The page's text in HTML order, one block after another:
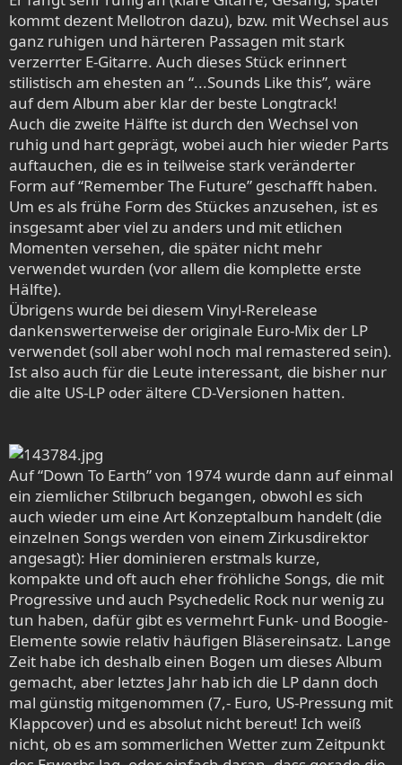
kommt dezent Mellotron dazu), bzw. mit Wechsel aus
ganz ruhigen und härteren Passagen mit stark
verzerrter E-Gitarre. Auch dieses Stück erinnert
stilistisch am ehesten an “...Sounds Like this”, wäre
auf dem Album aber klar der beste Longtrack!
Auch die zweite Hälfte ist durch den Wechsel von
ruhig und hart geprägt, wobei auch hier wieder Parts
auftauchen, die es in teilweise stark veränderter
Form auf “Remember The Future” geschafft haben.
Um es als frühe Form des Stückes anzusehen, ist es
insgesamt aber viel zu anders und mit etlichen
Momenten versehen, die später nicht mehr
verwendet wurden (vor allem die komplette erste
Hälfte).
Übrigens wurde bei diesem Vinyl-Rerelease
dankenswerterweise der originale Euro-Mix der LP
verwendet (soll aber wohl noch mal remastered sein).
Ist also auch für die Leute interessant, die bisher nur
die alte US-LP oder ältere CD-Versionen hatten.
Auf “Down To Earth” von 1974 wurde dann auf einmal
ein ziemlicher Stilbruch begangen, obwohl es sich
auch wieder um eine Art Konzeptalbum handelt (die
einzelnen Songs werden von einem Zirkusdirektor
angesagt): Hier dominieren erstmals kurze,
kompakte und oft auch eher fröhliche Songs, die mit
Progressive und auch Psychedelic Rock nur wenig zu
tun haben, dafür gibt es vermehrt Funk- und Boogie-
Elemente sowie relativ häufigen Bläsereinsatz. Lange
Zeit habe ich deshalb einen Bogen um dieses Album
gemacht, aber letztes Jahr hab ich die LP dann doch
mal günstig mitgenommen (7,- Euro, US-Pressung mit
Klappcover) und es absolut nicht bereut! Ich weiß
nicht, ob es am sommerlichen Wetter zum Zeitpunkt